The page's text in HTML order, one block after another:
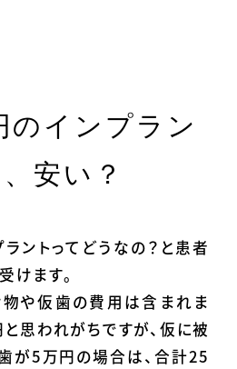
のインプラン
、安い？
ントってどうなの？と患者
けます。
物や仮歯の費用は含まれま
思われがちですが、仮に被
が5万円の場合は、合計25